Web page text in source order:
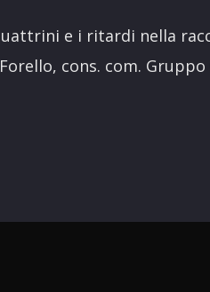
e i ritardi nella
cons. com. Gruppo